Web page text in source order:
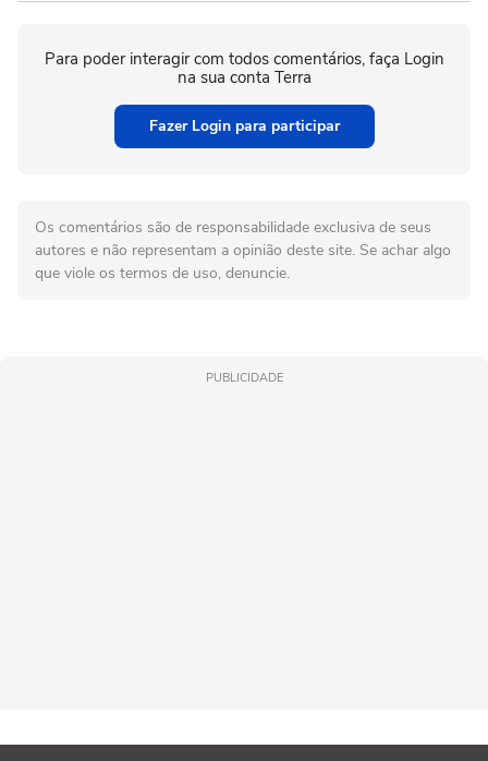
Para poder interagir com todos comentários, faça Login
na sua conta Terra
Fazer Login para participar
Os comentários são de responsabilidade exclusiva de seus
autores e não representam a opinião deste site. Se achar algo
que viole os termos de uso, denuncie.
PUBLICIDADE